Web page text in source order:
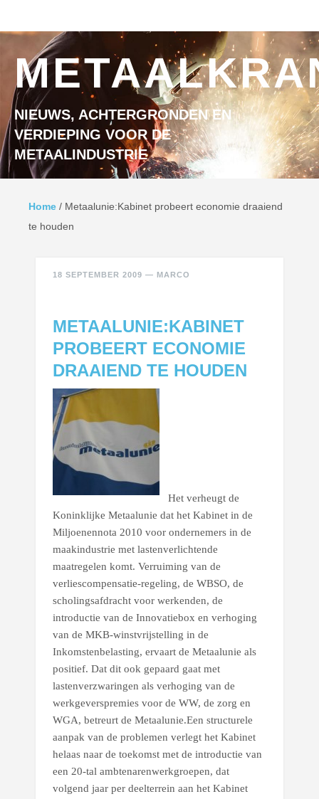
NIEUWS, ACHTERGRONDEN EN
VERDIEPING VOOR DE
METAALINDUSTRIE
Home / Metaalunie:Kabinet probeert economie draaiend
te houden
18 SEPTEMBER 2009 — MARCO
METAALUNIE:KABINET
PROBEERT ECONOMIE
DRAAIEND TE HOUDEN
Het verheugt de
Koninklijke Metaalunie dat het Kabinet in de
Miljoenennota 2010 voor ondernemers in de
maakindustrie met lastenverlichtende
maatregelen komt. Verruiming van de
verliescompensatie-regeling, de WBSO, de
scholingsafdracht voor werkenden, de
introductie van de Innovatiebox en verhoging
van de MKB-winstvrijstelling in de
Inkomstenbelasting, ervaart de Metaalunie als
positief. Dat dit ook gepaard gaat met
lastenverzwaringen als verhoging van de
werkgeverspremies voor de WW, de zorg en
WGA, betreurt de Metaalunie.Een structurele
aanpak van de problemen verlegt het Kabinet
helaas naar de toekomst met de introductie van
een 20-tal ambtenarenwerkgroepen, dat
volgend jaar per deelterrein aan het Kabinet